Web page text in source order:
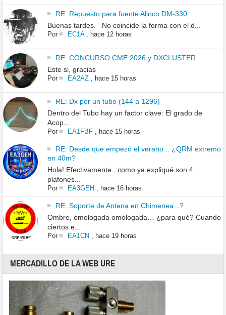
RE: Repuesto para fuente Alinco DM-330
Buenas tardes. No coincide la forma con el d...
Por EC1A, hace 12 horas
RE: CONCURSO CME 2026 y DXCLUSTER
Este si, gracias
Por EA2AZ, hace 15 horas
RE: Dx por un tubo (144 a 1296)
Dentro del Tubo hay un factor clave: El grado de
Acop...
Por EA1FBF, hace 15 horas
RE: Desde que empezó el verano... ¿QRM extremo
en 40m?
Hola! Efectivamente...como ya expliqué son 4
plafones...
Por EA3GEH , hace 16 horas
RE: Soporte de Antena en Chimenea...?
Ombre, omologada omologada… ¿para qué? Cuando
ciertos e...
Por EA1CN , hace 19 horas
MERCADILLO DE LA WEB URE